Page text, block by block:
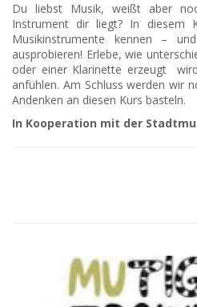
Du liebst Musik, weißt aber
Instrument dir liegt? In diesem
Musikinstrumente kennen –
ausprobieren! Erlebe, wie
oder einer Klarinette erzeugt
anfühlen. Am Schluss werden wir
Andenken an diesen Kurs basteln.
In Kooperation mit der